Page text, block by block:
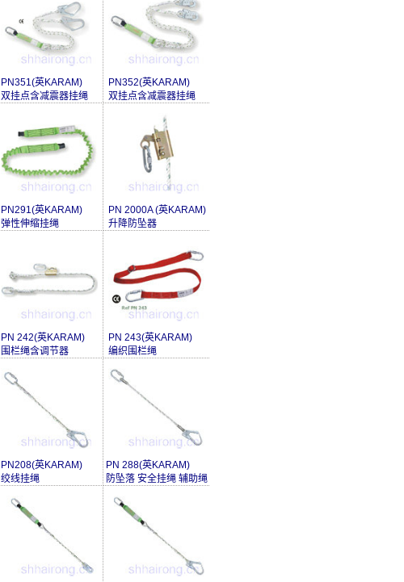
PN351(英KARAM)
双挂点含减震器挂绳
PN352(英KARAM)
双挂点含减震器挂绳
PN291(英KARAM)
弹性伸缩挂绳
PN 2000A (英KARAM)
升降防坠器
PN 242(英KARAM)
围栏绳含调节器
PN 243(英KARAM)
编织围栏绳
PN208(英KARAM)
绞线挂绳
PN 288(英KARAM)
防坠落 安全挂绳 辅助绳